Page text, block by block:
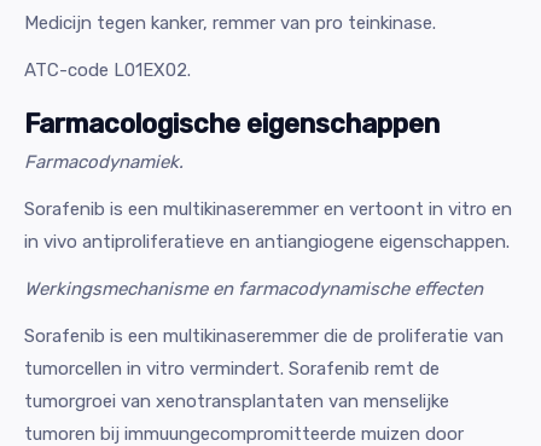
Medicijn tegen kanker, remmer van pro teinkinase.
ATC-code L01EX02.
Farmacologische eigenschappen
Farmacodynamiek.
Sorafenib is een multikinaseremmer en vertoont in vitro en
in vivo antiproliferatieve en antiangiogene eigenschappen.
Werkingsmechanisme en farmacodynamische effecten
Sorafenib is een multikinaseremmer die de proliferatie van
tumorcellen in vitro vermindert. Sorafenib remt de
tumorgroei van xenotransplantaten van menselijke
tumoren bij immuungecompromitteerde muizen door